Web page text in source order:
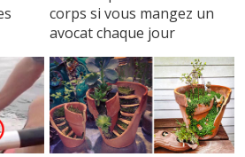
corps si vous mangez un
avocat chaque jour